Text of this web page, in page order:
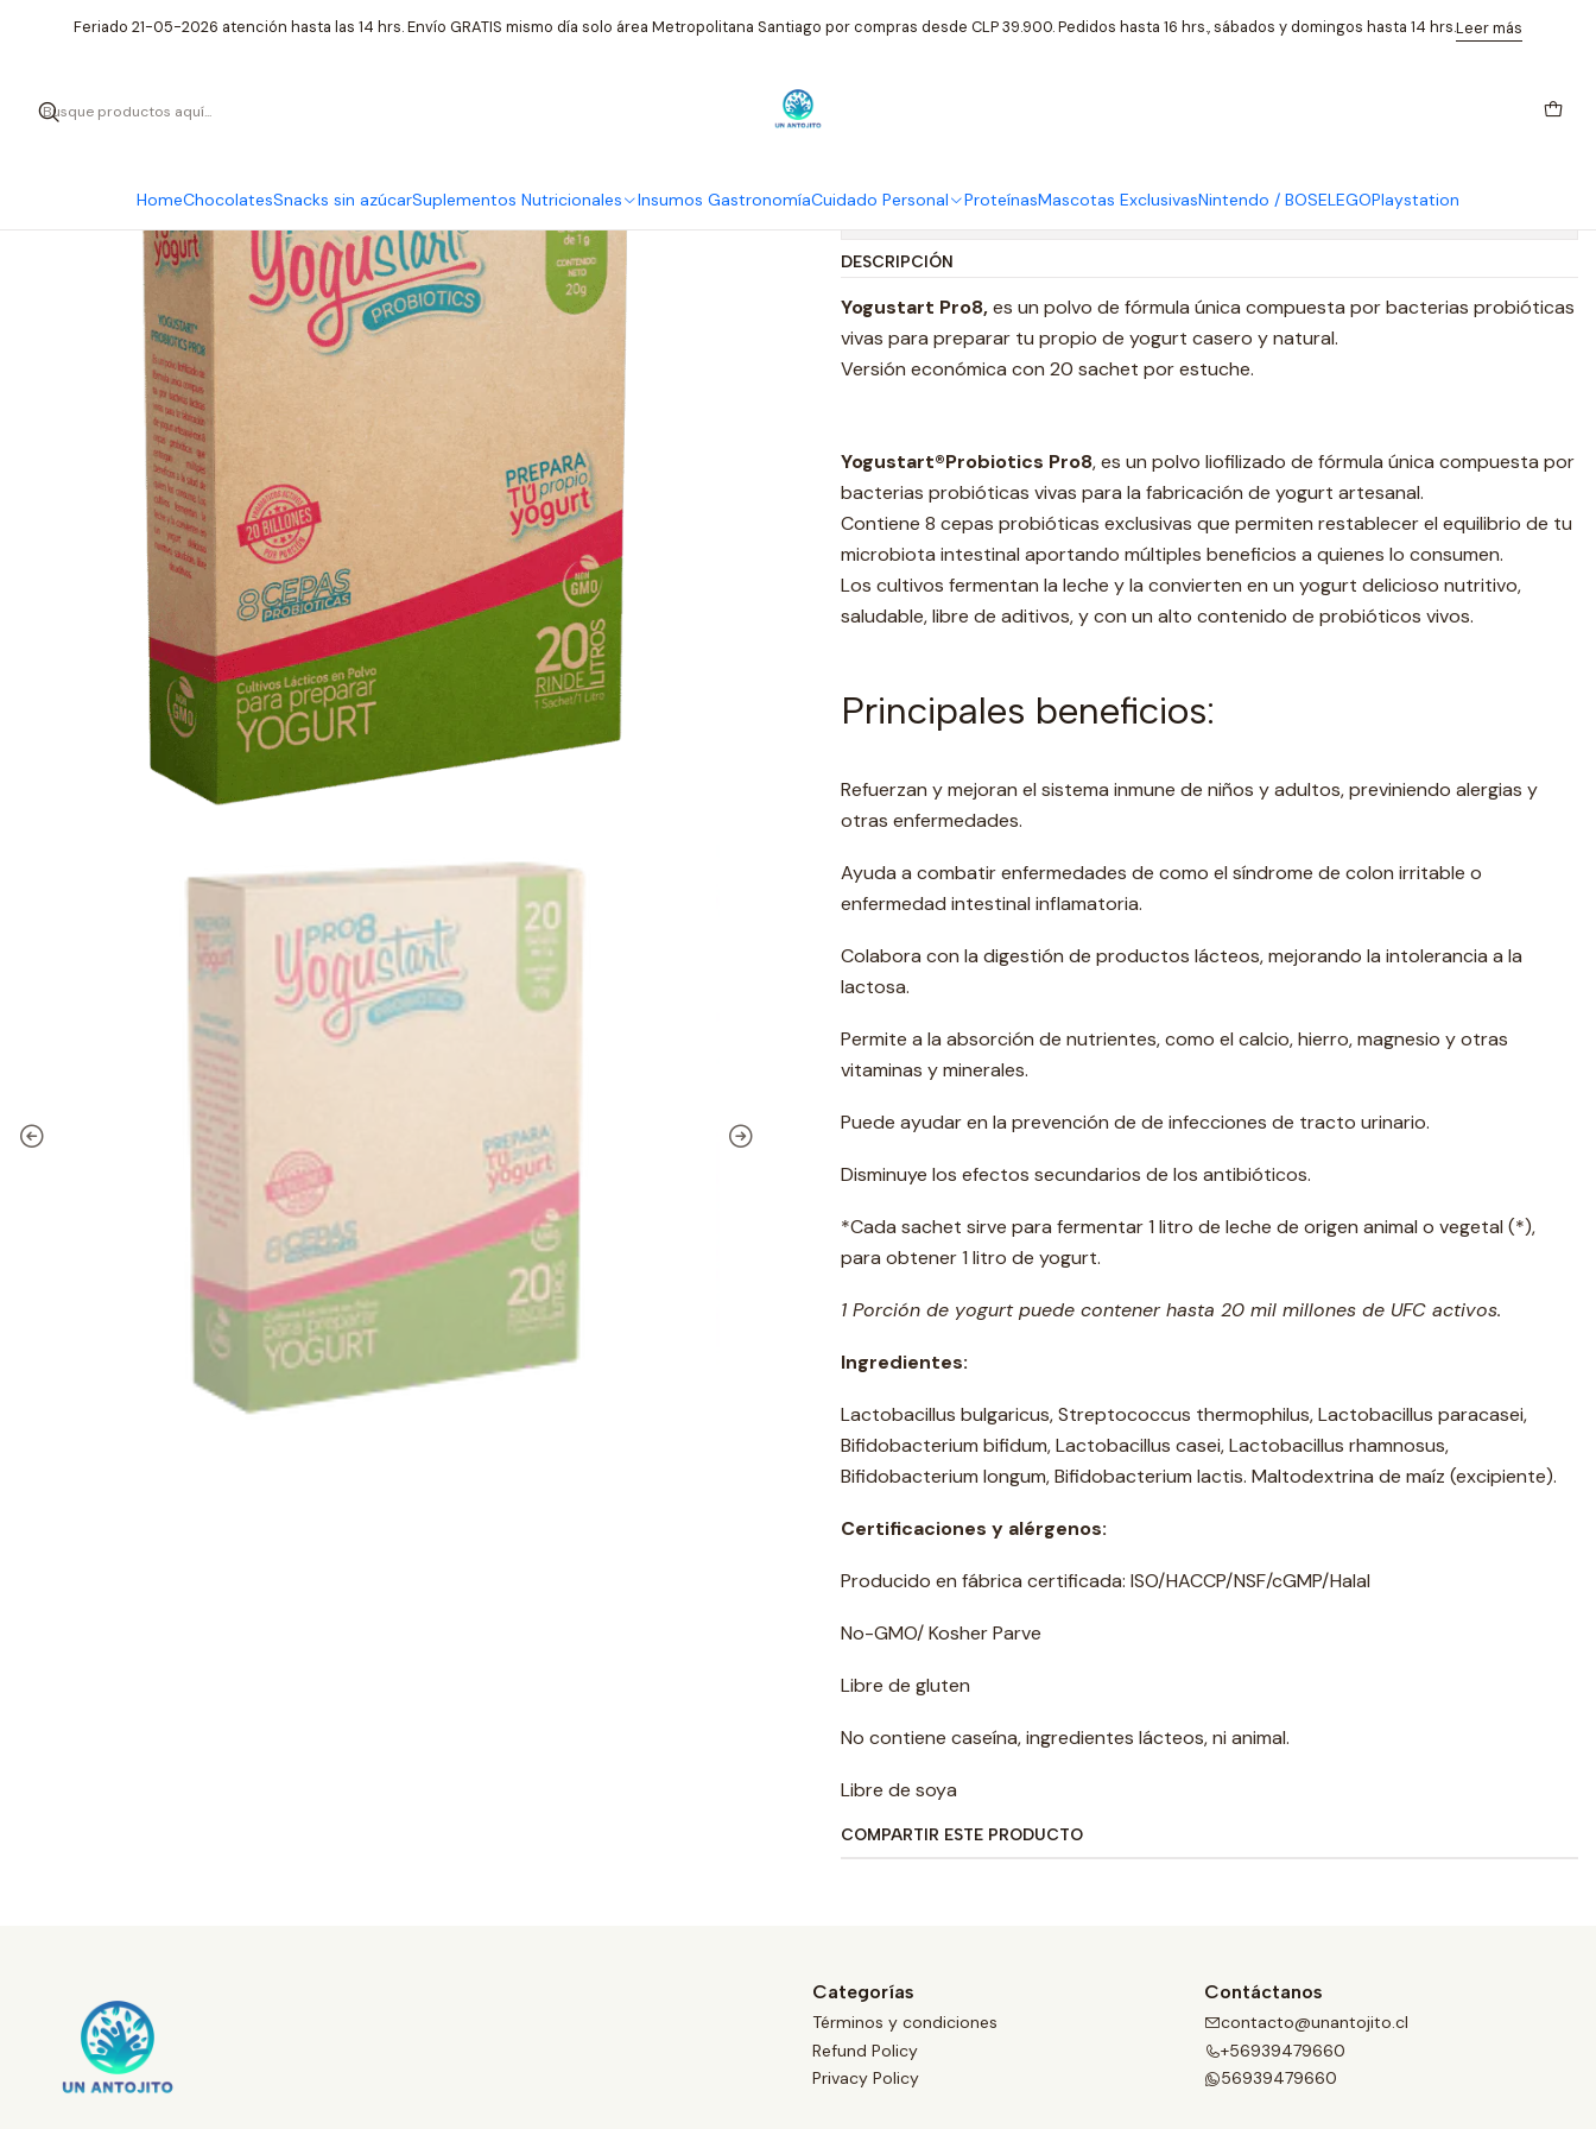
HomeChocolatesSnacks sin azúcarSuplementos Nutricionales Insumos GastronomíaCuidado Personal ProteínasMascotas ExclusivasNintendo / BOSELEGOPlaystation
Feriado 21-05-2026 atención hasta las 14 hrs. Envío GRATIS mismo día solo área Metropolitana Santiago por compras desde CLP 39.900. Pedidos hasta 16 hrs., sábados y domingos hasta 14 hrs.Leer más
Inicio Insumos Gastronomía Yogustart Pro8 ECO 20 sachets
Mostrar stock de ubicaciones
DESCRIPCIÓN
Yogustart Pro8,es un polvo de fórmula única compuesta por bacterias probióticas
vivas para preparar tu propio de yogurt casero y natural.
Versión económica con 20 sachet por estuche.
Yogustart®Probiotics Pro8, es un polvo liofilizado de fórmula única compuesta por
bacterias probióticas vivas para la fabricación de yogurt artesanal.
Contiene 8 cepas probióticas exclusivas que permiten restablecer el equilibrio de tu
microbiota intestinal aportando múltiples beneficios a quienes lo consumen.
Los cultivos fermentan la leche y la convierten en un yogurt delicioso nutritivo,
saludable, libre de aditivos, y con un alto contenido de probióticos vivos.
Principales beneficios:
Refuerzan y mejoran el sistema inmune de niños y adultos, previniendo alergias y
otras enfermedades.
Ayuda a combatir enfermedades de como el síndrome de colon irritable o
enfermedad intestinal inflamatoria.
Colabora con la digestión de productos lácteos, mejorando la intolerancia a la
lactosa.
Permite a la absorción de nutrientes, como el calcio, hierro, magnesio y otras
vitaminas y minerales.
Puede ayudar en la prevención de de infecciones de tracto urinario.
Disminuye los efectos secundarios de los antibióticos.
*Cada sachet sirve para fermentar 1 litro de leche de origen animal o vegetal (*),
para obtener 1 litro de yogurt.
1 Porción de yogurt puede contener hasta 20 mil millones de UFC activos.
Ingredientes:
Lactobacillus bulgaricus, Streptococcus thermophilus, Lactobacillus paracasei,
Bifidobacterium bifidum, Lactobacillus casei, Lactobacillus rhamnosus,
Bifidobacterium longum, Bifidobacterium lactis. Maltodextrina de maíz (excipiente).
Certificaciones y alérgenos:
Producido en fábrica certificada: ISO/HACCP/NSF/cGMP/Halal
No-GMO/ Kosher Parve
Libre de gluten
No contiene caseína, ingredientes lácteos, ni animal.
Libre de soya
COMPARTIR ESTE PRODUCTO
Categorías
Términos y condiciones
Refund Policy
Privacy Policy
Contáctanos
contacto@unantojito.cl
+56939479660
56939479660